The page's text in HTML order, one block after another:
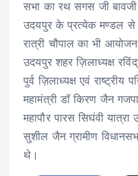
सभा का रथ सगस जी बावजी
उदयपुर के प्रत्येक मण्डल से
रात्री चौपाल का भी
उदयपुर शहर ज़िलाध्यक्ष
पुर्व ज़िलाध्यक्ष एवं राष्ट्रीय
महामंत्री डॉ किरण जैन
महापौर पारस सिघंवी
सुशील जैन ग्रामीण
थे।